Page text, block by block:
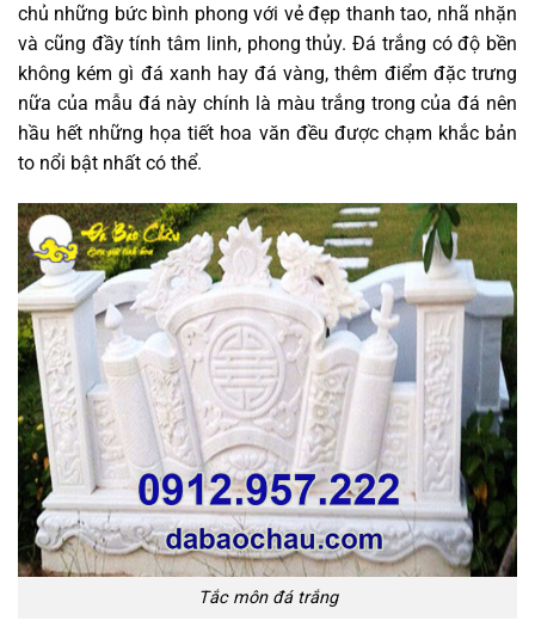
chủ những bức bình phong với vẻ đẹp thanh tao, nhã nhặn
và cũng đầy tính tâm linh, phong thủy. Đá trắng có độ bền
không kém gì đá xanh hay đá vàng, thêm điểm đặc trưng
nữa của mẫu đá này chính là màu trắng trong của đá nên
hầu hết những họa tiết hoa văn đều được chạm khắc bản
to nổi bật nhất có thể.
Tắc môn đá trắng